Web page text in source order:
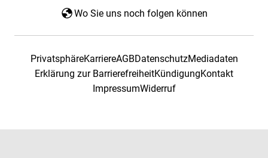
Wo Sie uns noch folgen können
PrivatsphäreKarriereAGBDatenschutzMediadaten
Erklärung zur BarrierefreiheitKündigungKontakt
ImpressumWiderruf